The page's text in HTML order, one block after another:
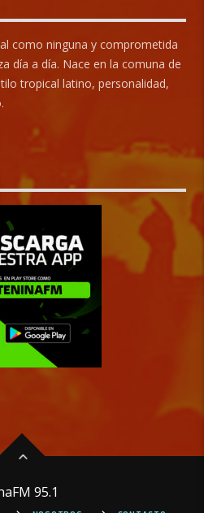
como ninguna y comprometida
día a día. Nace en la comuna de
tropical latino, personalidad,
95.1